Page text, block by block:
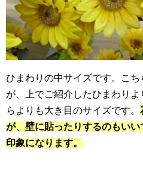
ひまわりの中サイズです。こ
が、上でご紹介したひまわり
らよりも大き目のサイズです。
が、壁に貼ったりするのもい
印象になります。